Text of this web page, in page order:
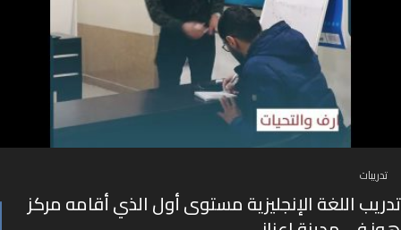
تدريبات
تدريب اللغة الإنجليزية مستوى أول الذي أقامه مركز